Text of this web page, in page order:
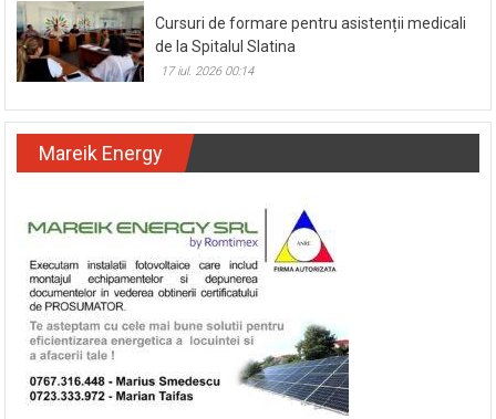
Cursuri de formare pentru asistenții medicali
de la Spitalul Slatina
17 iul. 2026 00:14
Mareik Energy